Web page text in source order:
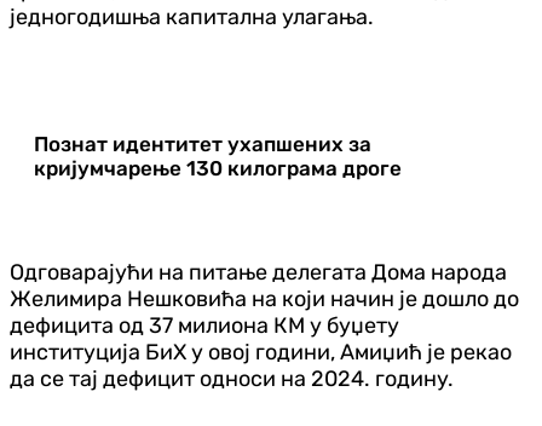
једногодишња капитална улагања.
Познат идентитет ухапшених за
кријумчарење 130 килограма дроге
Одговарајући на питање делегата Дома народа
Желимира Нешковића на који начин је дошло до
дефицита од 37 милиона КМ у буџету
институција БиХ у овој години, Амиџић је рекао
да се тај дефицит односи на 2024. годину.